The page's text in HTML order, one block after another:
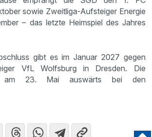
sowie Zweitliga-Aufsteiger Energie
– das letzte Heimspiel des Jahres
gibt es im Januar 2027 gegen
VfL Wolfsburg in Dresden. Die
am 23. Mai auswärts bei den